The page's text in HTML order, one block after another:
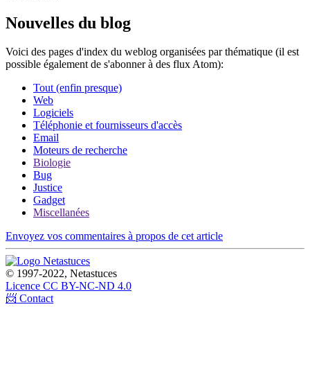
Nouvelles du blog
Voici des pages d'index du weblog organisées par thématique (il est
possible également de s'abonner à des flux Atom):
Tout (enfin presque)
Web
Logiciels
Téléphonie et fournisseurs d'accès
Email
Moteurs de recherche
Biologie
Bug
Justice
Gadget
Miscellanées
Envoyez vos commentaires à propos de cet article
© 1997-2022, Netastuces
Licence CC BY-NC-ND 4.0
📨 Contact